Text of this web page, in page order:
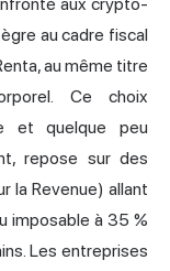
au cadre fiscal
au même titre
Ce choix
et quelque peu
repose sur des
la Revenue) allant
imposable à 35 %
Les entreprises